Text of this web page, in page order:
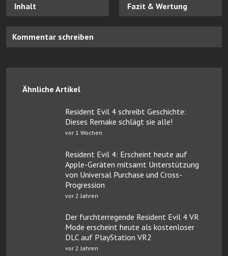
Inhalt Fazit & Wertung
Kommentar schreiben
Ähnliche Artikel
Resident Evil 4 schreibt Geschichte:
Dieses Remake schlägt sie alle!
vor 1 Wochen
Resident Evil 4: Erscheint heute auf
Apple-Geräten mitsamt Unterstützung
von Universal Purchase und Cross-
Progression
vor 2 Jahren
Der furchterregende Resident Evil 4 VR
Mode erscheint heute als kostenloser
DLC auf PlayStation VR2
vor 2 Jahren